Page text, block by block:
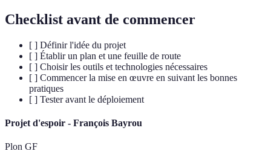
Checklist avant de commencer
[ ] Définir l'idée du projet
[ ] Établir un plan et une feuille de route
[ ] Choisir les outils et technologies nécessaires
[ ] Commencer la mise en œuvre en suivant les bonnes
pratiques
[ ] Tester avant le déploiement
Projet d'espoir - François Bayrou
Plon GF